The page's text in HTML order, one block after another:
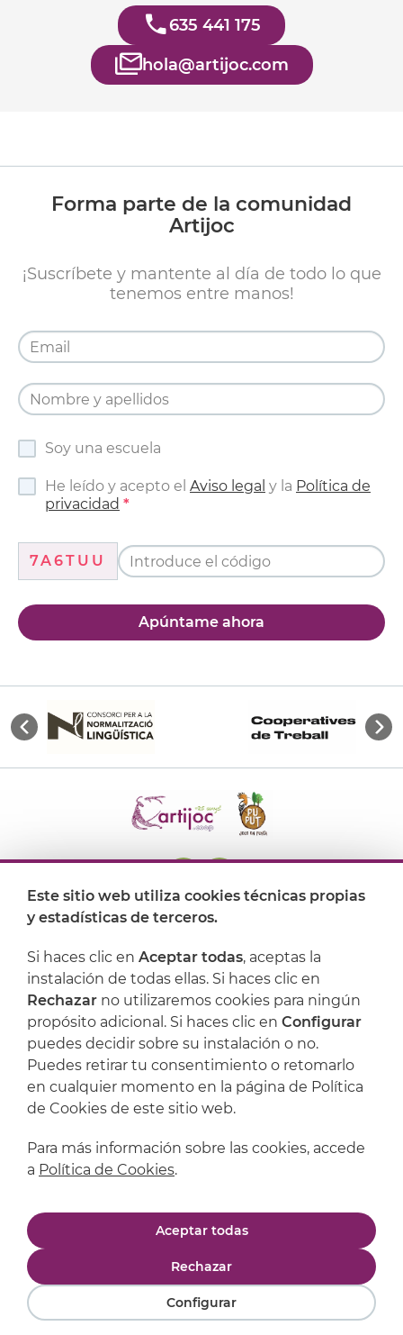
635 441 175
hola@artijoc.com
Forma parte de la comunidad
Artijoc
¡Suscríbete y mantente al día de todo lo que
tenemos entre manos!
Soy una escuela
He leído y acepto el Aviso legal y la Política de
privacidad
7A6TUU
Apúntame ahora
Dónde encontrarnos
Artijoc
Soporte
Política de privacidad
Powered byComertis
Este sitio web utiliza cookies técnicas propias
y estadísticas de terceros.
Si haces clic en Aceptar todas, aceptas la
instalación de todas ellas. Si haces clic en
Rechazar no utilizaremos cookies para ningún
propósito adicional. Si haces clic en Configurar
puedes decidir sobre su instalación o no.
Puedes retirar tu consentimiento o retomarlo
en cualquier momento en la página de Política
de Cookies de este sitio web.
Para más información sobre las cookies, accede
a Política de Cookies.
Aceptar todas
Rechazar
Configurar